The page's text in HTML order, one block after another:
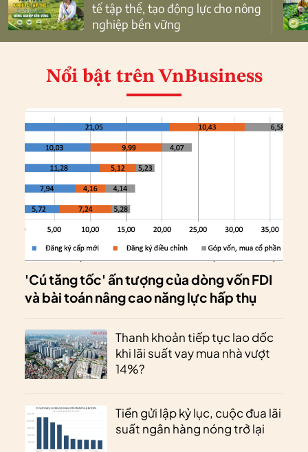
tế tập thể, tạo động lực cho nông
nghiệp bền vững
Nổi bật trên VnBusiness
'Cú tăng tốc' ấn tượng của dòng vốn FDI
và bài toán nâng cao năng lực hấp thụ
Thanh khoản tiếp tục lao dốc
khi lãi suất vay mua nhà vượt
14%?
Tiền gửi lập kỷ lục, cuộc đua lãi
suất ngân hàng nóng trở lại